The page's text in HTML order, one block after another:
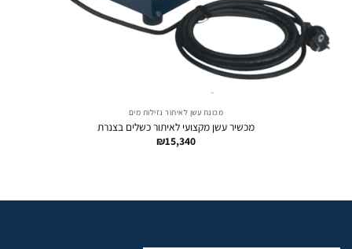
מכונת עשן לאיתור נזילות מים
מכשיר עשן מקצועי לאיתור כשלים בצנרת
₪15,340